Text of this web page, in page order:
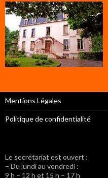
Mentions Légales
Politique de confidentialité
Le secrétariat est ouvert :
– Du lundi au vendredi :
9 h – 12 h et 15 h – 17 h